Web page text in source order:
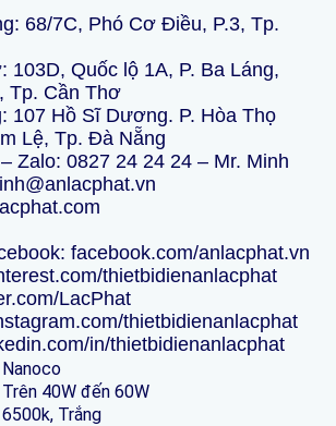
68/7C, Phó Cơ Điều, P.3, Tp.
103D, Quốc lộ 1A, P. Ba Láng,
Tp. Cần Thơ
107 Hồ Sĩ Dương. P. Hòa Thọ
Lệ, Tp. Đà Nẵng
Zalo: 0827 24 24 24 – Mr. Minh
facebook.com/anlacphat.vn
thietbidienanlacphat
LacPhat
thietbidienanlacphat
in/thietbidienanlacphat
Nanoco
Trên 40W đến 60W
6500k, Trắng